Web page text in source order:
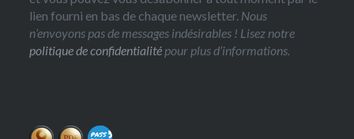
lien fourni en bas de chaque newsletter. Nous
n’envoyons pas de messages indésirables ! Lisez notre
politique de confidentialité pour plus d’informations.